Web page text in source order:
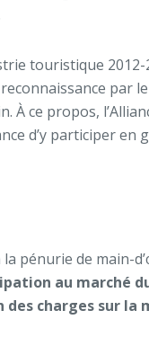
touristique 2012-
par
À ce propos,
d’y participer en
pénurie de main-
au marché
des charges sur la